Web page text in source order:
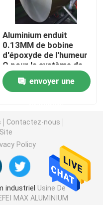
enduit
Aluminium enduit
0.13MM de bobine
d'époxyde de l'humeur
O pour le système de
climatiseur
envoyer une
Contactez-nous
Policy
industriel Usine De
MAX ALUMINIUM